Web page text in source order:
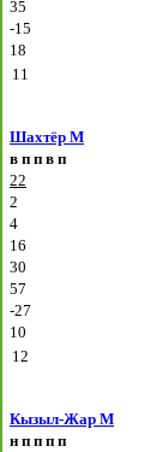
35
-15
18
11
Шахтёр М
в п п в п
22
2
4
16
30
57
-27
10
12
Кызыл-Жар М
н п п п п